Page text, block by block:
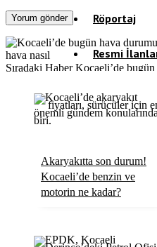
Röportaj
Resmi
Sıradaki Haber Kocaeli’de bugün
Akaryakıtta son durum!
Kocaeli’de benzin ve
motorin ne kadar?